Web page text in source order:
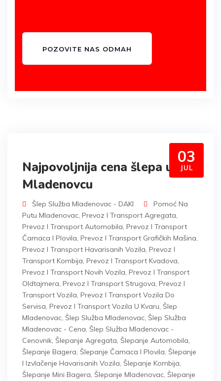
POZOVITE NAS ODMAH
03
JUL
Najpovoljnija cena šlepa u
Mladenovcu
Šlep Služba Mladenovac - DAKI
Pomoć Na
Putu Mladenovac, Prevoz I Transport Agregata,
Prevoz I Transport Automobila, Prevoz I Transport
Čamaca I Plovila, Prevoz I Transport Grafičkih Mašina,
Prevoz I Transport Havarisanih Vozila, Prevoz I
Transport Kombija, Prevoz I Transport Kvadova,
Prevoz I Transport Novih Vozila, Prevoz I Transport
Oldtajmera, Prevoz I Transport Strugova, Prevoz I
Transport Vozila, Prevoz I Transport Vozila Do
Servisa, Prevoz I Transport Vozila U Kvaru, Šlep
Mladenovac, Šlep Služba Mladenovac, Šlep Služba
Mladenovac - Cena, Šlep Služba Mladenovac -
Cenovnik, Šlepanje Agregata, Šlepanje Automobila,
Šlepanje Bagera, Šlepanje Čamaca I Plovila, Šlepanje
I Izvlačenje Havarisanih Vozila, Šlepanje Kombija,
Šlepanje Mini Bagera, Šlepanje Mladenovac, Šlepanje